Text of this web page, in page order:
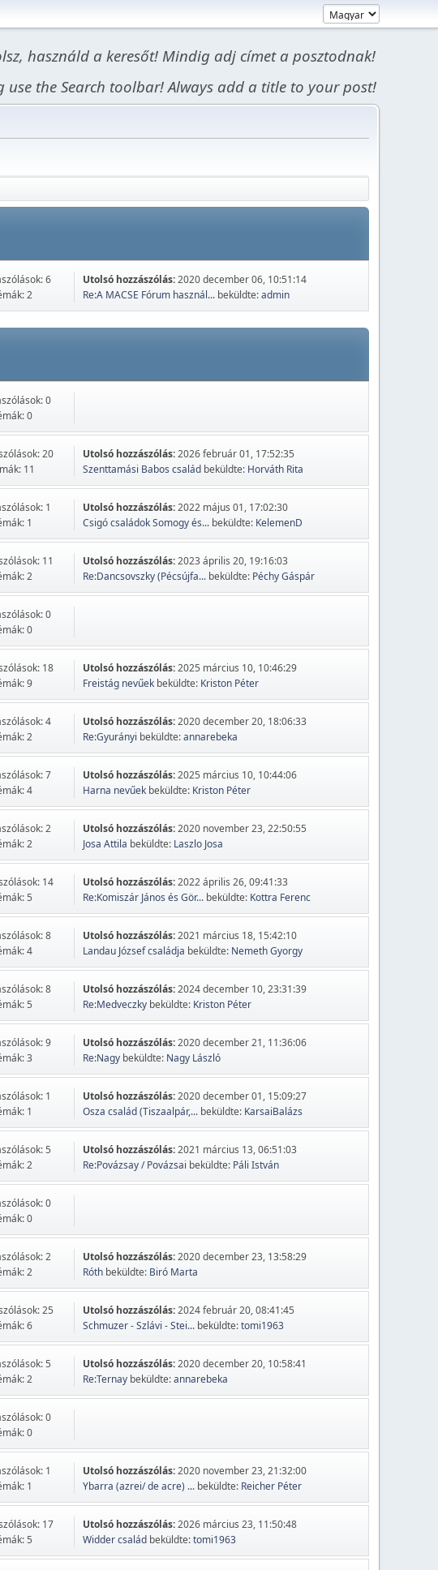
használd a keresőt! Mindig adj címet a posztodnak!
use the Search toolbar! Always add a title to your post!
6
2
Utolsó hozzászólás:2020 december 06, 10:51:14
Re:A MACSE Fórum használ... beküldte:admin
0
0
20
11
Utolsó hozzászólás:2026 február 01, 17:52:35
Szenttamási Babos család beküldte: Horváth Rita
1
1
Utolsó hozzászólás:2022 május 01, 17:02:30
Csigó családok Somogy és... beküldte: KelemenD
11
2
Utolsó hozzászólás:2023 április 20, 19:16:03
Re:Dancsovszky (Pécsújfa... beküldte: Péchy Gáspár
0
0
18
9
Utolsó hozzászólás:2025 március 10, 10:46:29
Freistág nevűek beküldte: Kriston Péter
4
2
Utolsó hozzászólás:2020 december 20, 18:06:33
Re:Gyurányi beküldte:annarebeka
7
4
Utolsó hozzászólás:2025 március 10, 10:44:06
Harna nevűek beküldte: Kriston Péter
2
2
Utolsó hozzászólás:2020 november 23, 22:50:55
Josa Attila beküldte: Laszlo Josa
14
5
Utolsó hozzászólás:2022 április 26, 09:41:33
Re:Komiszár János és Gör... beküldte: Kottra Ferenc
8
4
Utolsó hozzászólás:2021 március 18, 15:42:10
Landau József családja beküldte: Nemeth Gyorgy
8
5
Utolsó hozzászólás:2024 december 10, 23:31:39
Re:Medveczky beküldte: Kriston Péter
9
3
Utolsó hozzászólás:2020 december 21, 11:36:06
Re:Nagy beküldte: Nagy László
1
1
Utolsó hozzászólás:2020 december 01, 15:09:27
Osza család (Tiszaalpár,... beküldte: KarsaiBalázs
5
2
Utolsó hozzászólás:2021 március 13, 06:51:03
Re:Povázsay / Povázsai beküldte: Páli István
0
0
2
2
Utolsó hozzászólás:2020 december 23, 13:58:29
Róth beküldte: Biró Marta
25
6
Utolsó hozzászólás:2024 február 20, 08:41:45
Schmuzer - Szlávi - Stei... beküldte:tomi1963
5
2
Utolsó hozzászólás:2020 december 20, 10:58:41
Re:Ternay beküldte:annarebeka
0
0
1
1
Utolsó hozzászólás:2020 november 23, 21:32:00
Ybarra (azrei/ de acre) ... beküldte: Reicher Péter
17
5
Utolsó hozzászólás:2026 március 23, 11:50:48
Widder család beküldte:tomi1963